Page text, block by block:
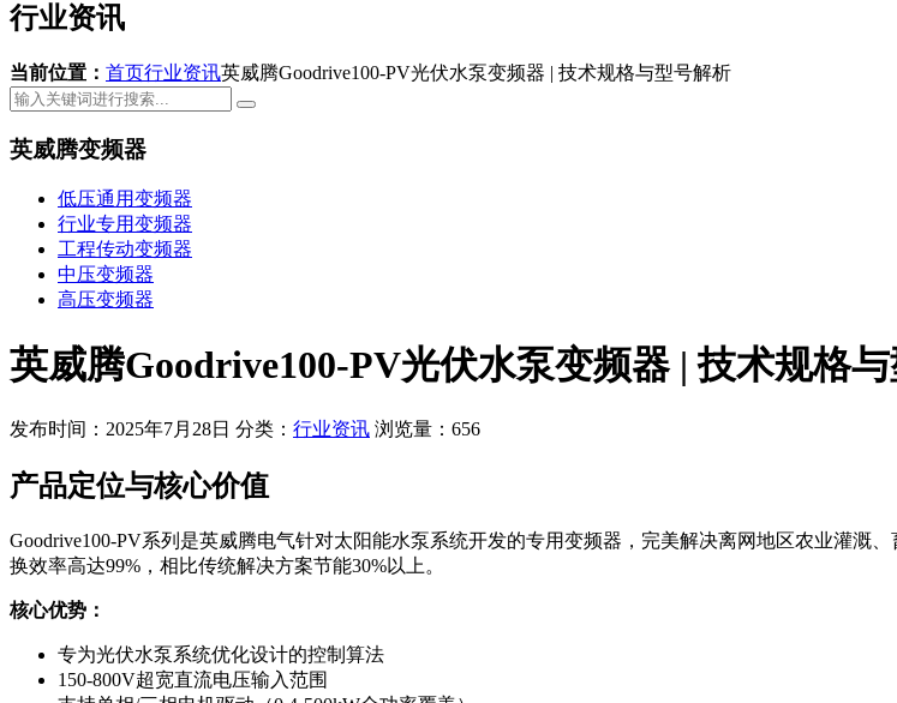
行业资讯
当前位置： 首页行业资讯英威腾Goodrive100-PV光伏水泵变频器 | 技术规格与型号解析
英威腾变频器
低压通用变频器
行业专用变频器
工程传动变频器
中压变频器
高压变频器
英威腾Goodrive100-PV光伏水泵变频器 | 技术规格
发布时间：2025年7月28日 分类： 行业资讯 浏览量：656
产品定位与核心价值
Goodrive100-PV系列是英威腾电气针对太阳能水泵系统开发的专用变频器，完美解决离网地区农业灌溉
换效率高达99%，相比传统解决方案节能30%以上。
核心优势：
专为光伏水泵系统优化设计的控制算法
150-800V超宽直流电压输入范围